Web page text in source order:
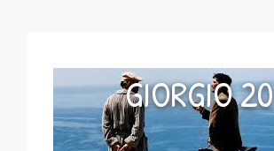
GIORGIO 20